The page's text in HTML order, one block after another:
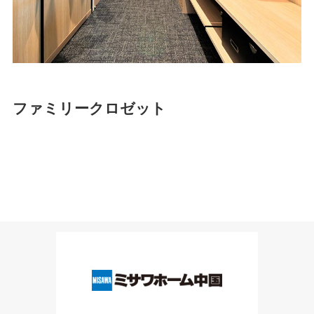
ファミリークロゼット